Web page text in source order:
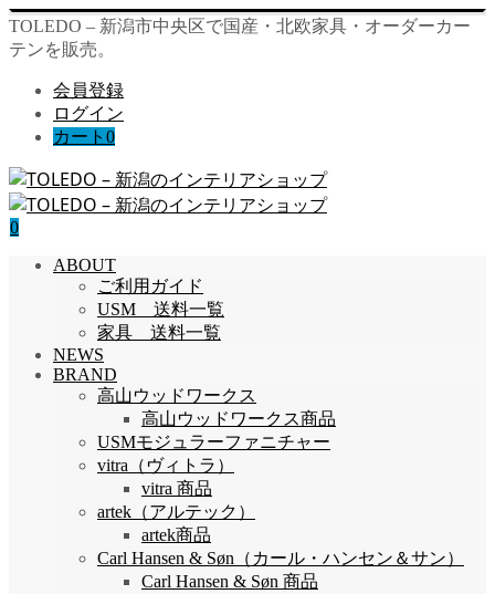
TOLEDO – 新潟市中央区で国産・北欧家具・オーダーカー
テンを販売。
会員登録
ログイン
カート 0
0
ABOUT
ご利用ガイド
USM 送料一覧
家具 送料一覧
NEWS
BRAND
高山ウッドワークス
高山ウッドワークス商品
USMモジュラーファニチャー
vitra（ヴィトラ）
vitra 商品
artek（アルテック）
artek商品
Carl Hansen & Søn（カール・ハンセン＆サン）
Carl Hansen & Søn 商品